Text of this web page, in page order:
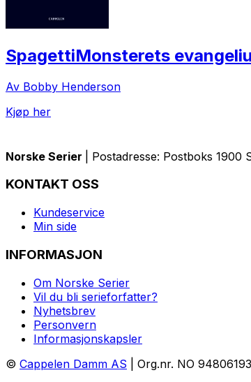
SpagettiMonsterets
Av Bobby Henderson
Kjøp her
Norske Serier | Postadresse: Postboks
KONTAKT OSS
Kundeservice
Min side
INFORMASJON
Om Norske Serier
Vil du bli serieforfatter?
Nyhetsbrev
Personvern
Informasjonskapsler
© Cappelen Damm AS | Org.nr. NO